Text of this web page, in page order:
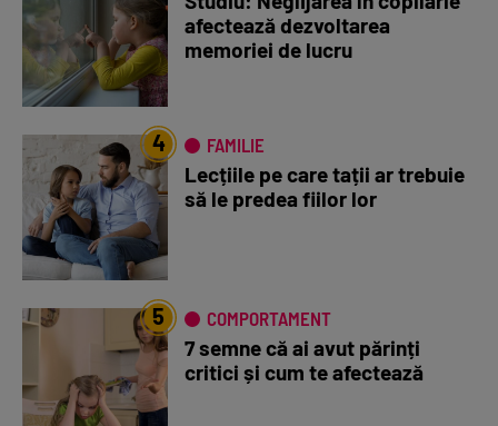
afectează dezvoltarea
memoriei de lucru
4 FAMILIE
Lecțiile pe care tații ar trebuie
să le predea fiilor lor
5 COMPORTAMENT
7 semne că ai avut părinți
critici și cum te afectează